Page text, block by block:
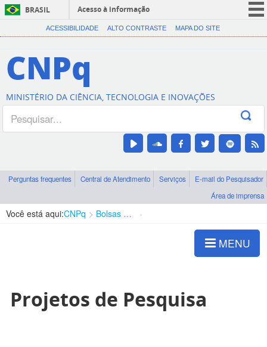
BRASIL
Acesso à informação
CORONAVÍRUS (COVID-19)
Canais
ACESSIBILIDADE ALTO CONTRASTE MAPA DO SITE
CNPq
MINISTÉRIO DA CIÊNCIA, TECNOLOGIA E INOVAÇÕES
Perguntas frequentes Central de Atendimento Serviços
E-mail do Pesquisador
Área de imprensa
Você está aqui:CNPq Bolsas e Auxílios Vigentes
MENU
Projetos de Pesquisa